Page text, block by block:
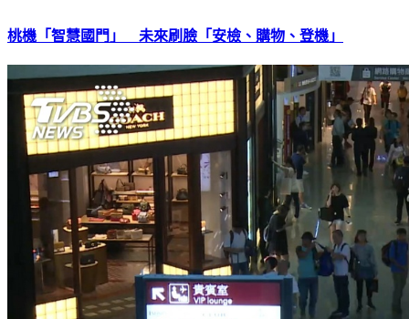
桃機「智慧國門」 未來刷臉「安檢、購物、登機」